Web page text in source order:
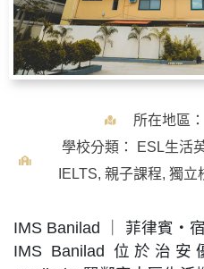
所在地區：
學校分類：
ESL生活
IELTS, 親子課程, 獨立
IMS Banilad ｜ 菲律賓・
IMS Banilad 位於治